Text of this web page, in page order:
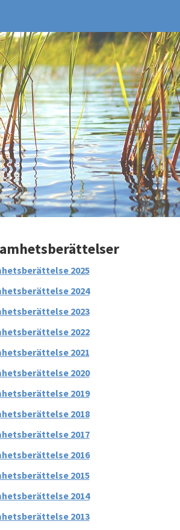
2025
2024
2023
2022
2021
2020
2019
2018
2017
2016
2015
2014
2013